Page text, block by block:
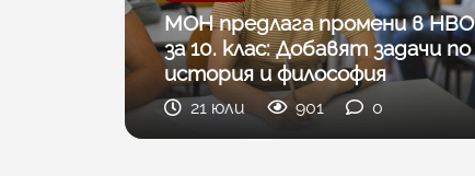
МОН предлага промени в НВО
за 10. клас: Добавят задачи по
история и философия
21 юли 901 0